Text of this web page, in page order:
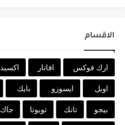
الاقسام
ارك فوكس افاتار اكسيد
اوبل ايسوزو بايك
بيجو تانك تويوتا جاك